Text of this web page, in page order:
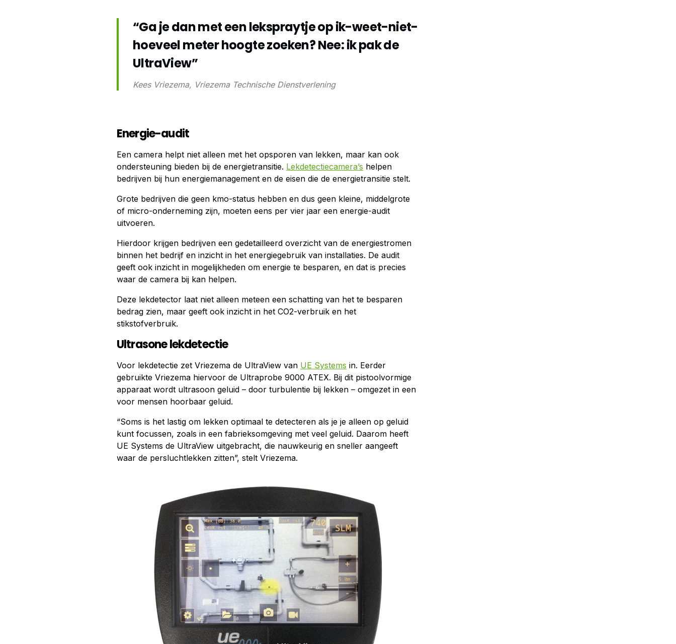
“Ga je dan met een lekspraytje op ik-weet-niet-
hoeveel meter hoogte zoeken? Nee: ik pak de
UltraView”
Kees Vriezema, Vriezema Technische Dienstverlening
Energie-audit
Een camera helpt niet alleen met het opsporen van lekken, maar kan ook
ondersteuning bieden bij de energietransitie. Lekdetectiecamera’s helpen
bedrijven bij hun energiemanagement en de eisen die de energietransitie stelt.
Grote bedrijven die geen kmo-status hebben en dus geen kleine, middelgrote
of micro-onderneming zijn, moeten eens per vier jaar een energie-audit
uitvoeren.
Hierdoor krijgen bedrijven een gedetailleerd overzicht van de energiestromen
binnen het bedrijf en inzicht in het energiegebruik van installaties. De audit
geeft ook inzicht in mogelijkheden om energie te besparen, en dat is precies
waar de camera bij kan helpen.
Deze lekdetector laat niet alleen meteen een schatting van het te besparen
bedrag zien, maar geeft ook inzicht in het CO2-verbruik en het
stikstofverbruik.
Ultrasone lekdetectie
Voor lekdetectie zet Vriezema de UltraView van UE Systems in. Eerder
gebruikte Vriezema hiervoor de Ultraprobe 9000 ATEX. Bij dit pistoolvormige
apparaat wordt ultrasoon geluid – door turbulentie bij lekken – omgezet in een
voor mensen hoorbaar geluid.
“Soms is het lastig om lekken optimaal te detecteren als je je alleen op geluid
kunt focussen, zoals in een fabrieksomgeving met veel geluid. Daarom heeft
UE Systems de UltraView uitgebracht, die nauwkeurig en sneller aangeeft
waar de persluchtlekken zitten”, stelt Vriezema.